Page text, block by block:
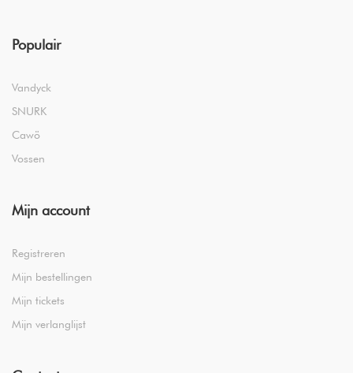
Populair
Vandyck
SNURK
Cawö
Vossen
Mijn account
Registreren
Mijn bestellingen
Mijn tickets
Mijn verlanglijst